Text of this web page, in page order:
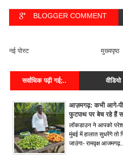
BLOGGER COMMENT
नई पोस्ट मुख्यपृष्ठ
सर्वाधिक पढ़ी गई;.. वीडियो
आज़मगढ़: कभी आगे-
फुटपाथ पर बेच रहे हैं
लॉकडाउन ने आपको
मुंबई में हालात सुधरेंगे तो
जाउंगा- रामवृक्ष आजमगढ़....